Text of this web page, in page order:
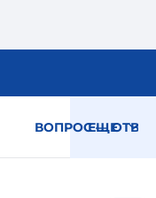
ВОПРОС — ОТВЕТ
ЕЩЕ